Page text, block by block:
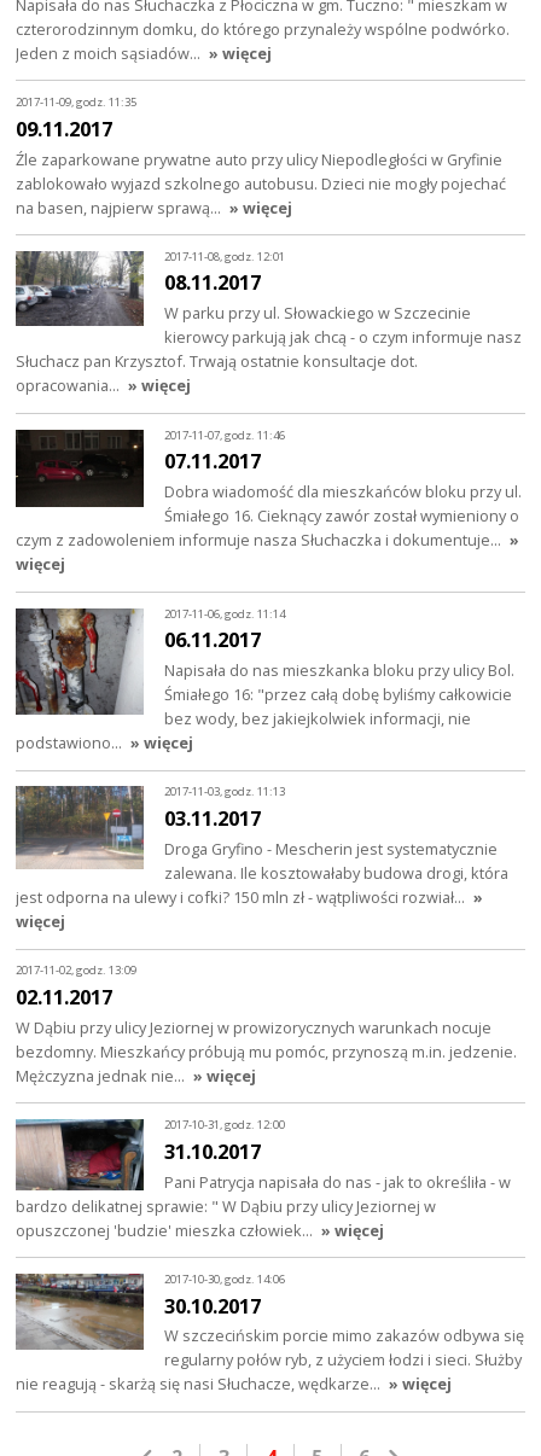
Napisała do nas Słuchaczka z Płociczna w gm. Tuczno: " mieszkam w
czterorodzinnym domku, do którego przynależy wspólne podwórko.
Jeden z moich sąsiadów… » więcej
2017-11-09, godz. 11:35
09.11.2017
Źle zaparkowane prywatne auto przy ulicy Niepodległości w Gryfinie
zablokowało wyjazd szkolnego autobusu. Dzieci nie mogły pojechać
na basen, najpierw sprawą… » więcej
2017-11-08, godz. 12:01
08.11.2017
W parku przy ul. Słowackiego w Szczecinie
kierowcy parkują jak chcą - o czym informuje nasz
Słuchacz pan Krzysztof. Trwają ostatnie konsultacje dot.
opracowania… » więcej
2017-11-07, godz. 11:46
07.11.2017
Dobra wiadomość dla mieszkańców bloku przy ul.
Śmiałego 16. Cieknący zawór został wymieniony o
czym z zadowoleniem informuje nasza Słuchaczka i dokumentuje… »
więcej
2017-11-06, godz. 11:14
06.11.2017
Napisała do nas mieszkanka bloku przy ulicy Bol.
Śmiałego 16: "przez całą dobę byliśmy całkowicie
bez wody, bez jakiejkolwiek informacji, nie
podstawiono… » więcej
2017-11-03, godz. 11:13
03.11.2017
Droga Gryfino - Mescherin jest systematycznie
zalewana. Ile kosztowałaby budowa drogi, która
jest odporna na ulewy i cofki? 150 mln zł - wątpliwości rozwiał… »
więcej
2017-11-02, godz. 13:09
02.11.2017
W Dąbiu przy ulicy Jeziornej w prowizorycznych warunkach nocuje
bezdomny. Mieszkańcy próbują mu pomóc, przynoszą m.in. jedzenie.
Mężczyzna jednak nie… » więcej
2017-10-31, godz. 12:00
31.10.2017
Pani Patrycja napisała do nas - jak to określiła - w
bardzo delikatnej sprawie: " W Dąbiu przy ulicy Jeziornej w
opuszczonej 'budzie' mieszka człowiek… » więcej
2017-10-30, godz. 14:06
30.10.2017
W szczecińskim porcie mimo zakazów odbywa się
regularny połów ryb, z użyciem łodzi i sieci. Służby
nie reagują - skarżą się nasi Słuchacze, wędkarze… » więcej